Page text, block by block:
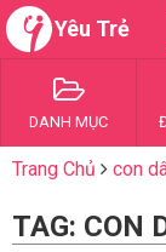
Yêu Trẻ
DANH MỤC
Trang Chủ con
TAG: CON